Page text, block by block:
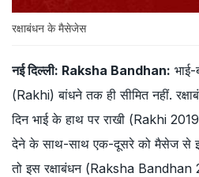
रक्षाबंधन के मैसेजेस
नई दिल्ली: Raksha Bandhan: भाई-
(Rakhi) बांधने तक ही सीमित नहीं.
दिन भाई के हाथ पर राखी (Rakhi
देने के साथ-साथ एक-दूसरे को मैसेज से इस
तो इस रक्षाबंधन (Raksha